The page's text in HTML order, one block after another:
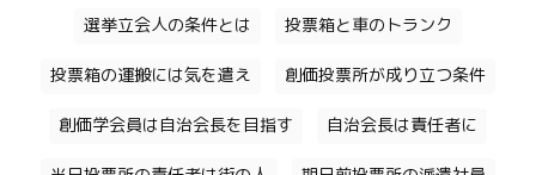
選挙立会人の条件とは 投票箱と車のトランク
投票箱の運搬には気を遣え 創価投票所が成り立つ条件
創価学会員は自治会長を目指す 自治会長は責任者に